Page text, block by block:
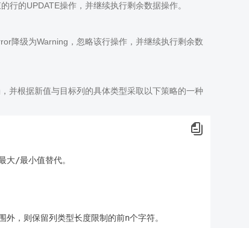
的UPDATE操作，并继续执行剩余数据操作。
降级为Warning，忽略该行操作，并继续执行剩余数
并根据新值与目标列的具体类型采取以下策略的一种